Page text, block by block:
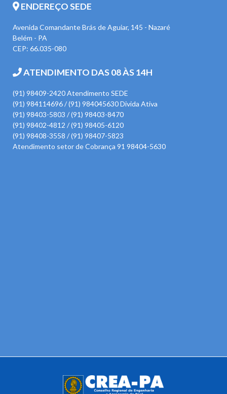
ENDEREÇO SEDE
Avenida Comandante Brás de Aguiar, 145 - Nazaré
Belém - PA
CEP: 66.035-080
ATENDIMENTO DAS 08 ÀS 14H
(91) 98409-2420 Atendimento SEDE
(91) 984114696 / (91) 984045630 Divida Ativa
(91) 98403-5803 / (91) 98403-8470
(91) 98402-4812 / (91) 98405-6120
(91) 98408-3558 / (91) 98407-5823
Atendimento setor de Cobrança 91 98404-5630